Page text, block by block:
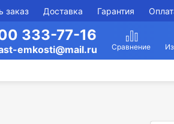
заказ Доставка Гарантия
333-77-16
emkosti@mail.ru